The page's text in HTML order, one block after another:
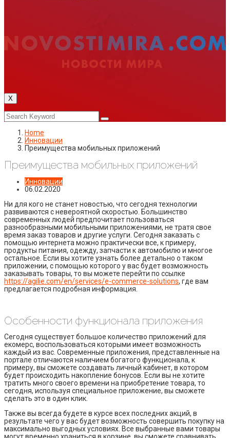
X
Home
Инновации
Преимущества мобильных приложений
Преимущества мобильных приложений
Инновации
06.02.2020
Ни для кого не станет новостью, что сегодня технологии
развиваются с невероятной скоростью. Большинство
современных людей предпочитает пользоваться
разнообразными мобильными приложениями, не тратя свое
время заказ товаров и другие услуги. Сегодня заказать с
помощью интернета можно практически все, к примеру,
продукты питания, одежду, запчасти к автомобилю и многое
остальное. Если вы хотите узнать более детально о таком
приложении, с помощью которого у вас будет возможность
заказывать товары, то вы можете перейти по ссылке
https://agilie.com/en/services/e-commerce-solutions, где вам
предлагается подробная информация.
Особенности функционала приложения
Сегодня существует большое количество приложений для
екомерс, воспользоваться которыми имеет возможность
каждый из вас. Современные приложения, представленные на
портале отличаются наличием богатого функционала, к
примеру, вы сможете создавать личный кабинет, в котором
будет происходить накопление бонусов. Если вы не хотите
тратить много своего времени на приобретение товара, то
сегодня, используя специальное приложение, вы сможете
сделать это в один клик.
Также вы всегда будете в курсе всех последних акций, в
результате чего у вас будет возможность совершить покупку на
максимально выгодных условиях. Все выбранные вами товары